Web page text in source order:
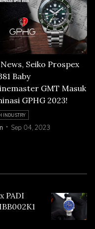
Seiko Prospex
Baby
GMT Masuk
GPHG 2023!
INDUSTRY
Sep 04, 2023
PADI